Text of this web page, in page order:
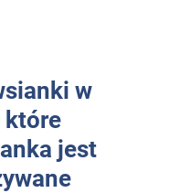
w
które
jest